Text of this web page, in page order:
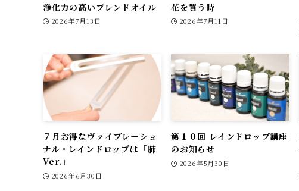
浄化力の高いブレンドオイル
2026年7月13日
花を買う時
2026年7月11日
７月お得なヴァイブレーショ
ナル・レインドロップは「肺
Ver.」
2026年6月30日
第１０回 レインドロップ講座
のお知らせ
2026年5月30日